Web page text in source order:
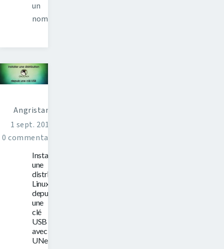
un
nom…
Angristan
1 sept. 2014
0 commentaires
Installer
une
distribution
Linux
depuis
une
clé
USB
avec
UNetbootin